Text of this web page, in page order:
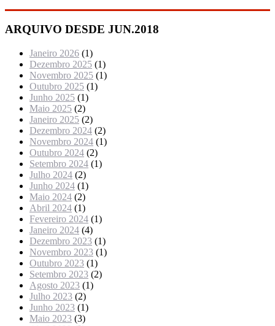
ARQUIVO DESDE JUN.2018
Janeiro 2026 (1)
Dezembro 2025 (1)
Novembro 2025 (1)
Outubro 2025 (1)
Junho 2025 (1)
Maio 2025 (2)
Janeiro 2025 (2)
Dezembro 2024 (2)
Novembro 2024 (1)
Outubro 2024 (2)
Setembro 2024 (1)
Julho 2024 (2)
Junho 2024 (1)
Maio 2024 (2)
Abril 2024 (1)
Fevereiro 2024 (1)
Janeiro 2024 (4)
Dezembro 2023 (1)
Novembro 2023 (1)
Outubro 2023 (1)
Setembro 2023 (2)
Agosto 2023 (1)
Julho 2023 (2)
Junho 2023 (1)
Maio 2023 (3)